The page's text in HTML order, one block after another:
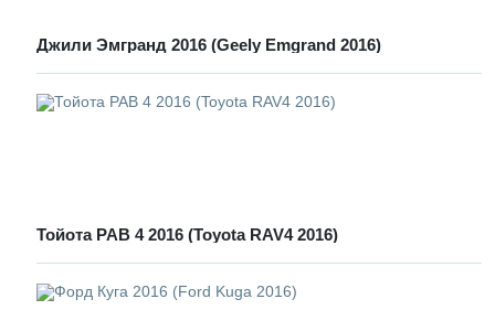
Джили Эмгранд 2016 (Geely Emgrand 2016)
Тойота РАВ 4 2016 (Toyota RAV4 2016)